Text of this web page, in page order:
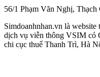
56/1 Phạm Văn Nghị,
Simdoanhnhan.vn là
dịch vụ viễn thông VSIM có
chi cục thuế Thanh Trì, Hà